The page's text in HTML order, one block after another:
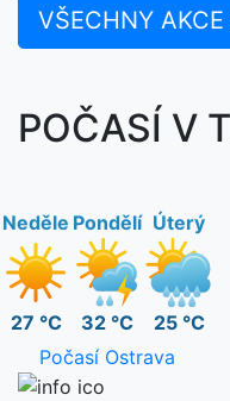
VŠECHNY AKCE
POČASÍ V
Neděle
27 °C
Pondělí
32 °C
Úterý
25 °C
Počasí Ostrava